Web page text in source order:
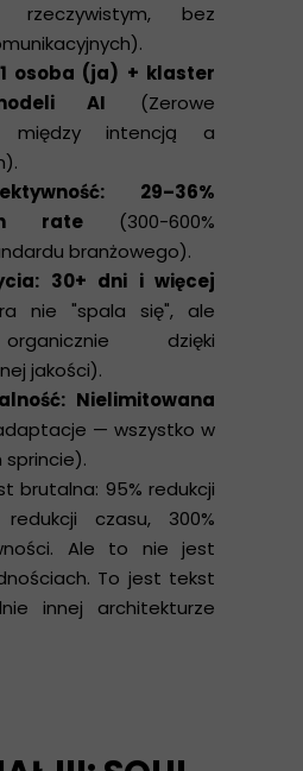
bez
1 osoba (ja) + klaster
AI (Zerowe
między intencją a
29–36%
rate(300-600%
branżowego).
30+ dni i więcej
nie "spala się", ale
dzięki
jakości).
Nielimitowana
— wszystko w
brutalna: 95% redukcji
czasu, 300%
Ale to nie jest
To jest tekst
innej architekturze